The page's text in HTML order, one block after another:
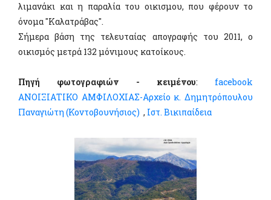
λιμανάκι και η παραλία του οικισμου, που φέρουν το
όνομα "Καλατράβας".
Σήμερα βάση της τελευταίας απογραφής του 2011, ο
οικισμός μετρά 132 μόνιμους κατοίκους.
Πηγή φωτογραφιών - κειμένου: facebook
ΑΝΟΙΞΙΑΤΙΚΟ ΑΜΦΙΛΟΧΙΑΣ-Αρχείο κ. Δημητρόπουλου
Παναγιώτη (Κοντοβουνήσιος) , Ιστ. Βικιπαίδεια